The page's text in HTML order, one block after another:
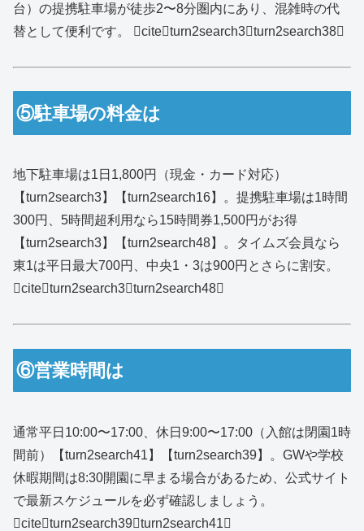
台）の提携駐車場が徒歩2〜8分圏内にあり、混雑時の代
替として便利です。 citeturn2search3turn2search38
⑤駐車場の料金は
地下駐車場は1日1,800円（現金・カード対応）
【turn2search3】【turn2search16】。提携駐車場は1時間
300円、5時間超利用なら15時間券1,500円がお得
【turn2search3】【turn2search48】。タイムズ会員なら
東1は平日最大700円、中央1・3は900円とさらに割安。
citeturn2search3turn2search48
⑥営業時間は
通常平日10:00〜17:00、休日9:00〜17:00（入館は閉園1時
間前）【turn2search41】【turn2search39】。GWや学校
休暇期間は8:30開園に早まる場合があるため、公式サイト
で最新スケジュールを必ず確認しましょう。
citeturn2search39turn2search41